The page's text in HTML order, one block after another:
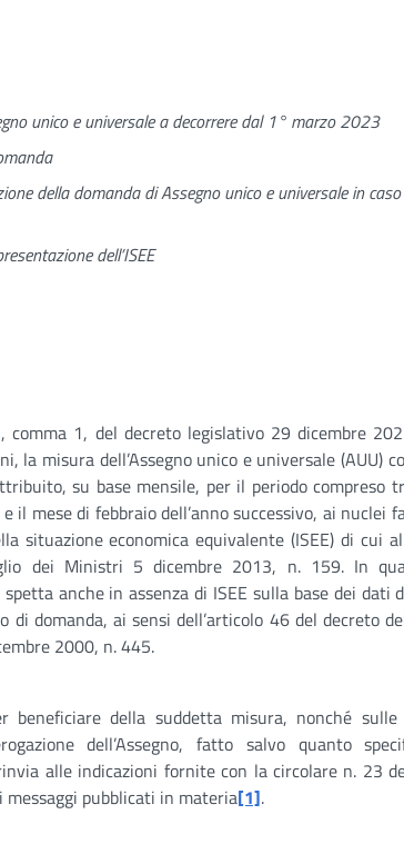
unico e universale a decorrere dal 1° marzo 2023
della domanda di Assegno unico e universale in
dell’ISEE
comma 1, del decreto legislativo 29 dicembre
la misura dell’Assegno unico e universale (AUU)
su base mensile, per il periodo compreso
il mese di febbraio dell’anno successivo, ai nuclei
situazione economica equivalente (ISEE) di cui
dei Ministri 5 dicembre 2013, n. 159. In
spetta anche in assenza di ISEE sulla base dei dati
di domanda, ai sensi dell’articolo 46 del decreto
2000, n. 445.
beneficiare della suddetta misura, nonché
dell’Assegno, fatto salvo quanto
alle indicazioni fornite con la circolare n. 23
messaggi pubblicati in materia[1].